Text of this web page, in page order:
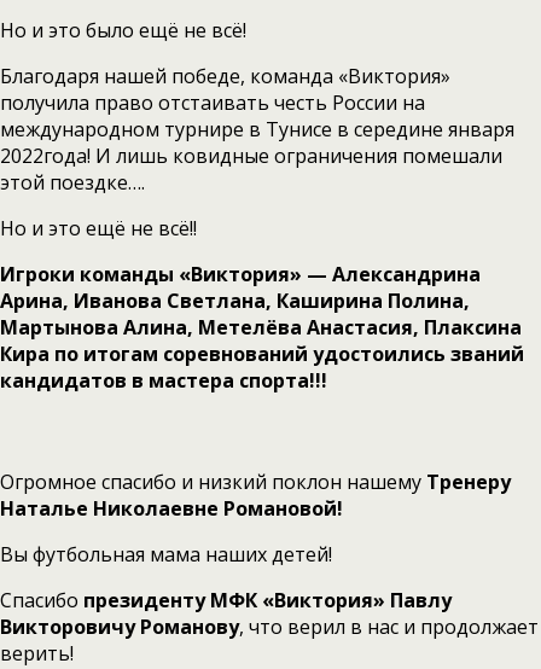
Но и это было ещё не всё!
Благодаря нашей победе, команда «Виктория»
получила право отстаивать честь России на
международном турнире в Тунисе в середине января
2022года! И лишь ковидные ограничения помешали
этой поездке….
Но и это ещё не всё!!
Игроки команды «Виктория» — Александрина
Арина, Иванова Светлана, Каширина Полина,
Мартынова Алина, Метелёва Анастасия, Плаксина
Кира по итогам соревнований удостоились званий
кандидатов в мастера спорта!!!
Огромное спасибо и низкий поклон нашему Тренеру
Наталье Николаевне Романовой!
Вы футбольная мама наших детей!
Спасибо президенту МФК «Виктория» Павлу
Викторовичу Романову, что верил в нас и продолжает
верить!